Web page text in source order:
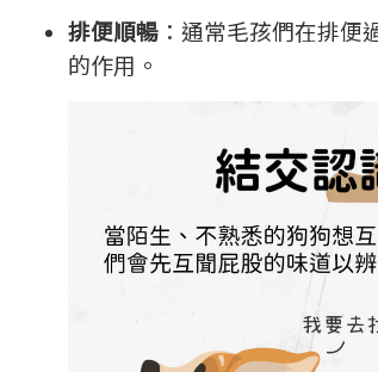
排便順暢 ：通常毛孩們在排
的作用。